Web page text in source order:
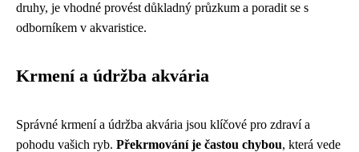
druhy, je vhodné provést důkladný průzkum a poradit se s
odborníkem v akvaristice.
Krmení a údržba akvária
Správné krmení a údržba akvária jsou klíčové pro zdraví a
pohodu vašich ryb. Překrmování je častou chybou, která vede